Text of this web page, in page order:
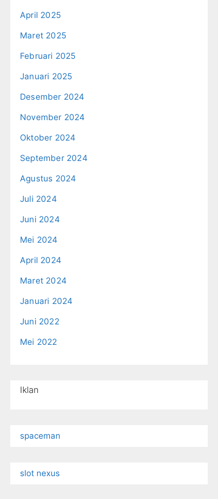
April 2025
Maret 2025
Februari 2025
Januari 2025
Desember 2024
November 2024
Oktober 2024
September 2024
Agustus 2024
Juli 2024
Juni 2024
Mei 2024
April 2024
Maret 2024
Januari 2024
Juni 2022
Mei 2022
Iklan
spaceman
slot nexus